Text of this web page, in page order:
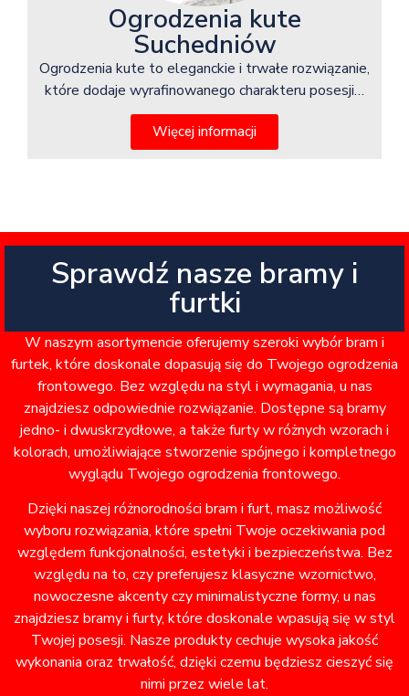
Ogrodzenia kute
Suchedniów
Ogrodzenia kute to eleganckie i trwałe rozwiązanie,
które dodaje wyrafinowanego charakteru posesji…
Więcej informacji
Sprawdź nasze bramy i
furtki
W naszym asortymencie oferujemy szeroki wybór bram i
furtek, które doskonale dopasują się do Twojego ogrodzenia
frontowego. Bez względu na styl i wymagania, u nas
znajdziesz odpowiednie rozwiązanie. Dostępne są bramy
jedno- i dwuskrzydłowe, a także furty w różnych wzorach i
kolorach, umożliwiające stworzenie spójnego i kompletnego
wyglądu Twojego ogrodzenia frontowego.
Dzięki naszej różnorodności bram i furt, masz możliwość
wyboru rozwiązania, które spełni Twoje oczekiwania pod
względem funkcjonalności, estetyki i bezpieczeństwa. Bez
względu na to, czy preferujesz klasyczne wzornictwo,
nowoczesne akcenty czy minimalistyczne formy, u nas
znajdziesz bramy i furty, które doskonale wpasują się w styl
Twojej posesji. Nasze produkty cechuje wysoka jakość
wykonania oraz trwałość, dzięki czemu będziesz cieszyć się
nimi przez wiele lat.